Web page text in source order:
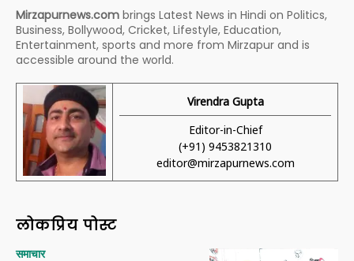
Mirzapurnews.com brings Latest News in Hindi on Politics,
Business, Bollywood, Cricket, Lifestyle, Education,
Entertainment, sports and more from Mirzapur and is
accessible around the world.
Virendra Gupta
Editor-in-Chief
(+91) 9453821310
editor@mirzapurnews.com
लोकप्रिय पोस्ट
समाचार